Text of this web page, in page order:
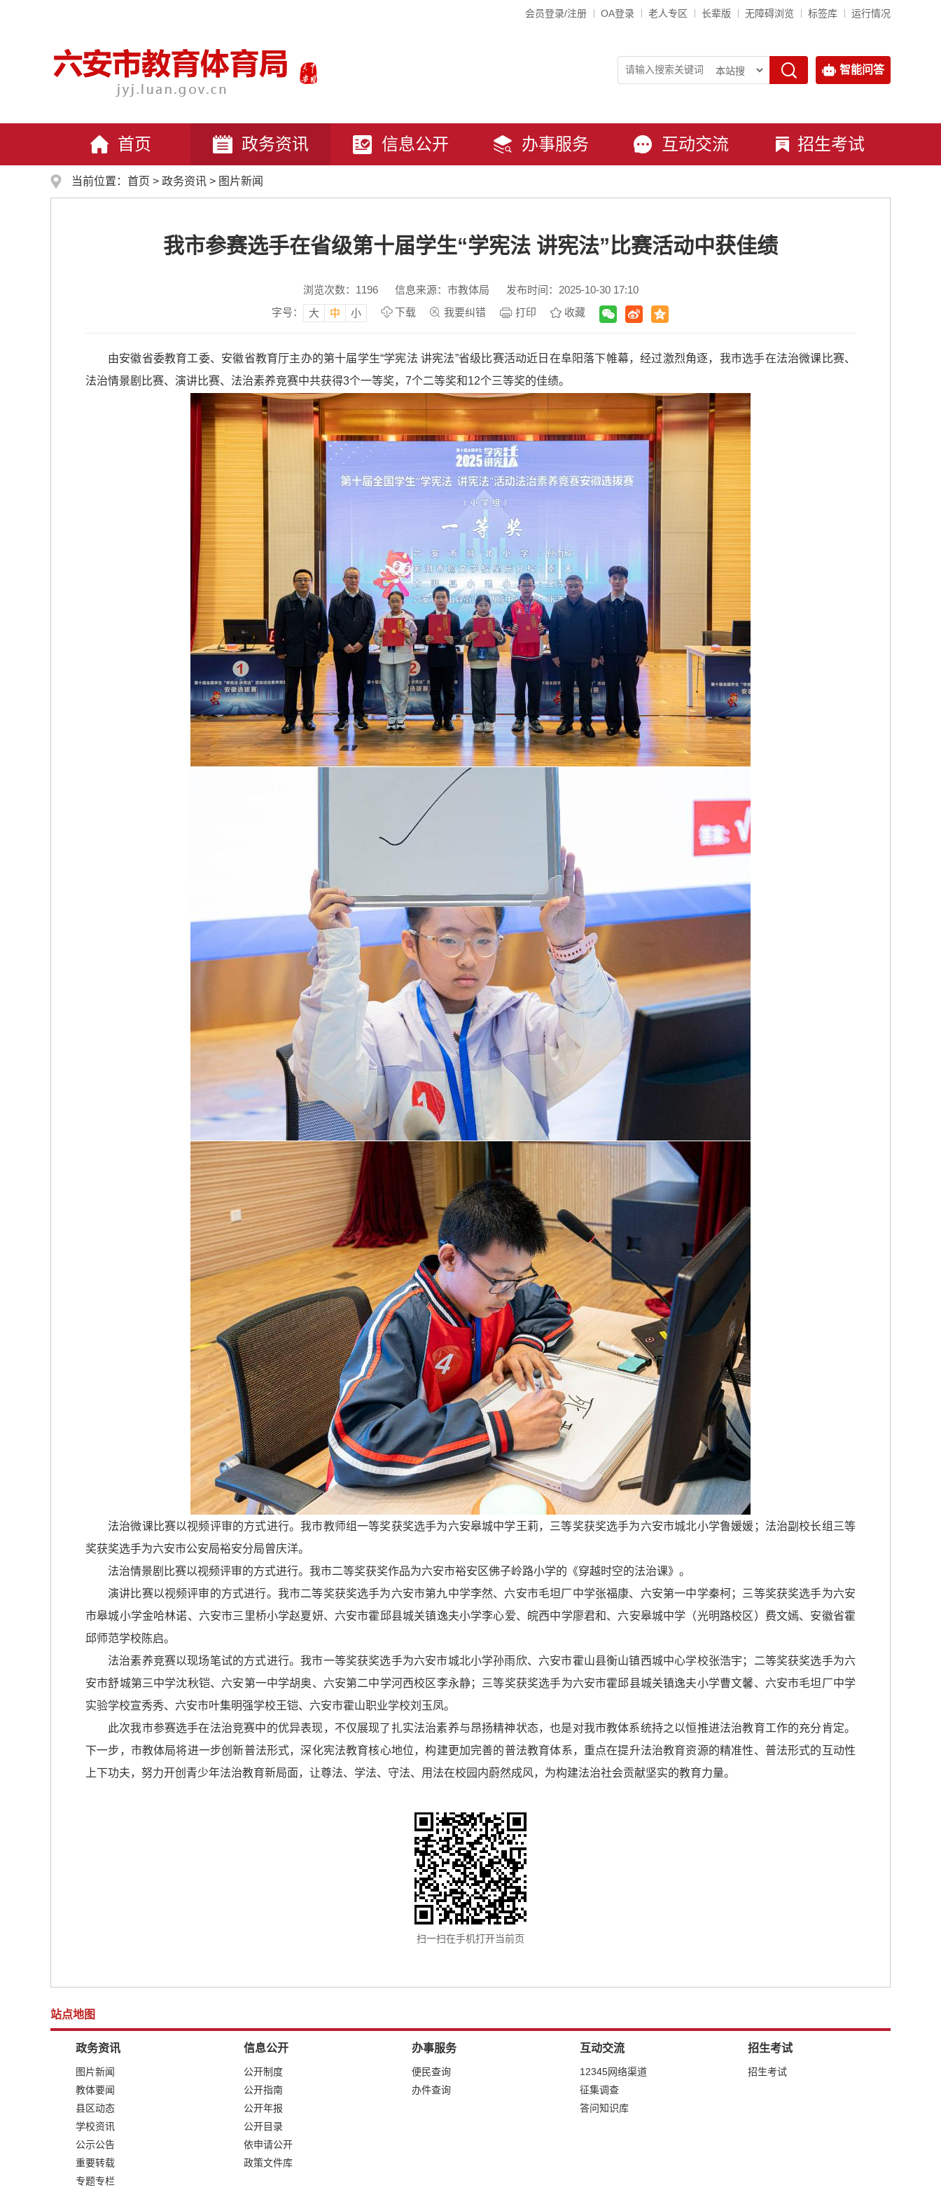
会员登录/注册 OA登录 老人专区 长辈版 无障碍浏览 标签库 运行情况
智能问答
首页 政务资讯 信息公开 办事服务 互动交流 招生考试
当前位置： 首页 > 政务资讯 > 图片新闻
我市参赛选手在省级第十届学生“学宪法 讲宪法”比赛活动中获佳绩
浏览次数： 1196 信息来源：市教体局
发布时间：2025-10-30 17:10
字号：
大 中 小 下载 我要纠错 打印 收藏
由安徽省委教育工委、安徽省教育厅主办的第十届学生“学宪法 讲宪法”省级比赛活动近日在阜阳落下帷幕，经过激烈角逐，我市选手在法治微课比赛、
法治情景剧比赛、演讲比赛、法治素养竞赛中共获得3个一等奖，7个二等奖和12个三等奖的佳绩。
法治微课比赛以视频评审的方式进行。我市教师组一等奖获奖选手为六安皋城中学王莉，三等奖获奖选手为六安市城北小学鲁媛媛；法治副校长组三等
奖获奖选手为六安市公安局裕安分局曾庆洋。
法治情景剧比赛以视频评审的方式进行。我市二等奖获奖作品为六安市裕安区佛子岭路小学的《穿越时空的法治课》。
演讲比赛以视频评审的方式进行。我市二等奖获奖选手为六安市第九中学李然、六安市毛坦厂中学张福康、六安第一中学秦柯；三等奖获奖选手为六安
市皋城小学金哈林诺、六安市三里桥小学赵夏妍、六安市霍邱县城关镇逸夫小学李心爱、皖西中学廖君和、六安皋城中学（光明路校区）费文嫣、安徽省霍
邱师范学校陈启。
法治素养竞赛以现场笔试的方式进行。我市一等奖获奖选手为六安市城北小学孙雨欣、六安市霍山县衡山镇西城中心学校张浩宇；二等奖获奖选手为六
安市舒城第三中学沈秋铠、六安第一中学胡奥、六安第二中学河西校区李永静；三等奖获奖选手为六安市霍邱县城关镇逸夫小学曹文馨、六安市毛坦厂中学
实验学校宣秀秀、六安市叶集明强学校王铠、六安市霍山职业学校刘玉凤。
此次我市参赛选手在法治竞赛中的优异表现，不仅展现了扎实法治素养与昂扬精神状态，也是对我市教体系统持之以恒推进法治教育工作的充分肯定。
下一步，市教体局将进一步创新普法形式，深化宪法教育核心地位，构建更加完善的普法教育体系，重点在提升法治教育资源的精准性、普法形式的互动性
上下功夫，努力开创青少年法治教育新局面，让尊法、学法、守法、用法在校园内蔚然成风，为构建法治社会贡献坚实的教育力量。
扫一扫在手机打开当前页
站点地图
政务资讯
图片新闻
教体要闻
县区动态
学校资讯
公示公告
重要转载
专题专栏
信息公开
公开制度
公开指南
公开年报
公开目录
依申请公开
政策文件库
办事服务
便民查询
办件查询
互动交流
12345网络渠道
征集调查
答问知识库
招生考试
招生考试